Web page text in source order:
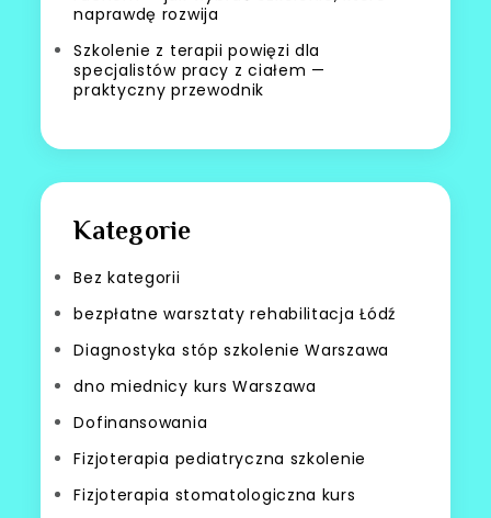
naprawdę rozwija
Szkolenie z terapii powięzi dla
specjalistów pracy z ciałem —
praktyczny przewodnik
Kategorie
Bez kategorii
bezpłatne warsztaty rehabilitacja Łódź
Diagnostyka stóp szkolenie Warszawa
dno miednicy kurs Warszawa
Dofinansowania
Fizjoterapia pediatryczna szkolenie
Fizjoterapia stomatologiczna kurs